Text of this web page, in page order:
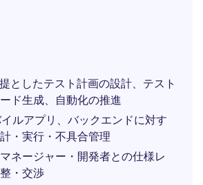
としたテスト計画の設計、テスト
ド生成、自動化の推進
ルアプリ、バックエンドに対す
・実行・不具合管理
ネージャー・開発者との仕様レ
・交渉